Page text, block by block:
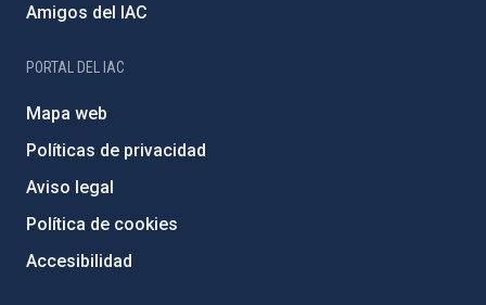
Amigos del IAC
PORTAL DEL IAC
Mapa web
Políticas de privacidad
Aviso legal
Política de cookies
Accesibilidad